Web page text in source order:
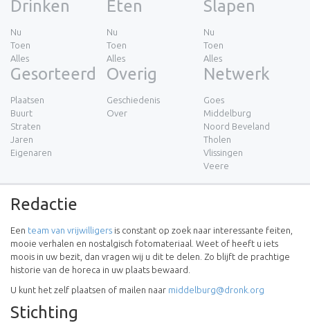
Drinken
Nu
Toen
Alles
Eten
Nu
Toen
Alles
Slapen
Nu
Toen
Alles
Gesorteerd
Plaatsen
Buurt
Straten
Jaren
Eigenaren
Overig
Geschiedenis
Over
Netwerk
Goes
Middelburg
Noord Beveland
Tholen
Vlissingen
Veere
Redactie
Een team van vrijwilligers is constant op zoek naar interessante feiten,
mooie verhalen en nostalgisch fotomateriaal. Weet of heeft u iets
moois in uw bezit, dan vragen wij u dit te delen. Zo blijft de prachtige
historie van de horeca in uw plaats bewaard.
U kunt het zelf plaatsen of mailen naar middelburg@dronk.org
Stichting